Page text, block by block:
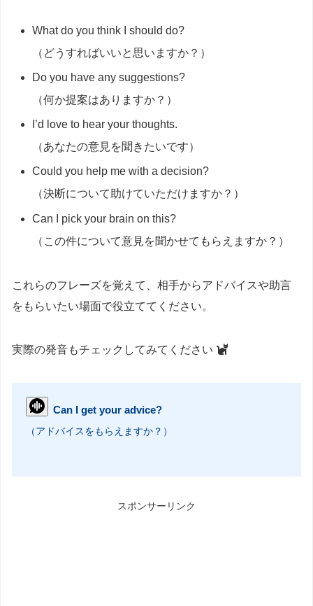
What do you think I should do?
（どうすればいいと思いますか？）
Do you have any suggestions?
（何か提案はありますか？）
I’d love to hear your thoughts.
（あなたの意見を聞きたいです）
Could you help me with a decision?
（決断について助けていただけますか？）
Can I pick your brain on this?
（この件について意見を聞かせてもらえますか？）
これらのフレーズを覚えて、相手からアドバイスや助言
をもらいたい場面で役立ててください。
実際の発音もチェックしてみてください
Can I get your advice?
（アドバイスをもらえますか？）
スポンサーリンク